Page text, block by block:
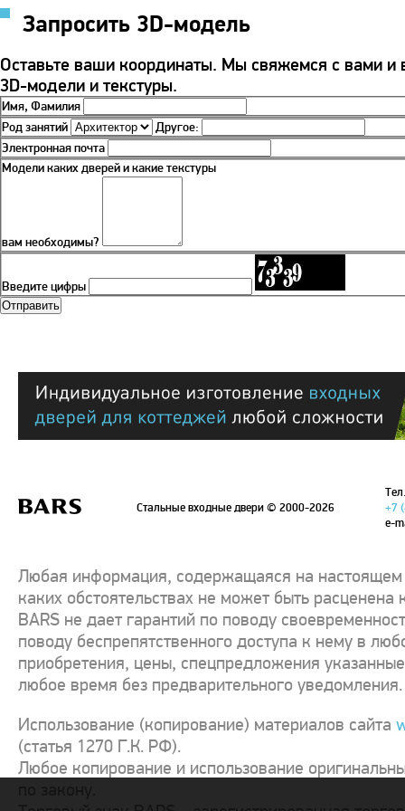
Запросить 3D-модель
Оставьте ваши координаты. Мы свяжемся с вами
3D-модели и текстуры.
Имя, Фамилия
Род занятий
Другое:
Электронная почта
Модели каких дверей и какие текстуры
вам необходимы?
Введите цифры
Стальные входные двери© 2000-2026
+7
e-
Любая информация, содержащаяся на настоящем
каких обстоятельствах не может быть
BARS не дает гарантий по поводу
поводу беспрепятственного доступа к нему в
приобретения, цены, спецпредложения
любое время без предварительного уведомления.
Использование (копирование) материалов сайта
(статья 1270 Г.К. РФ).
Любое копирование и использование